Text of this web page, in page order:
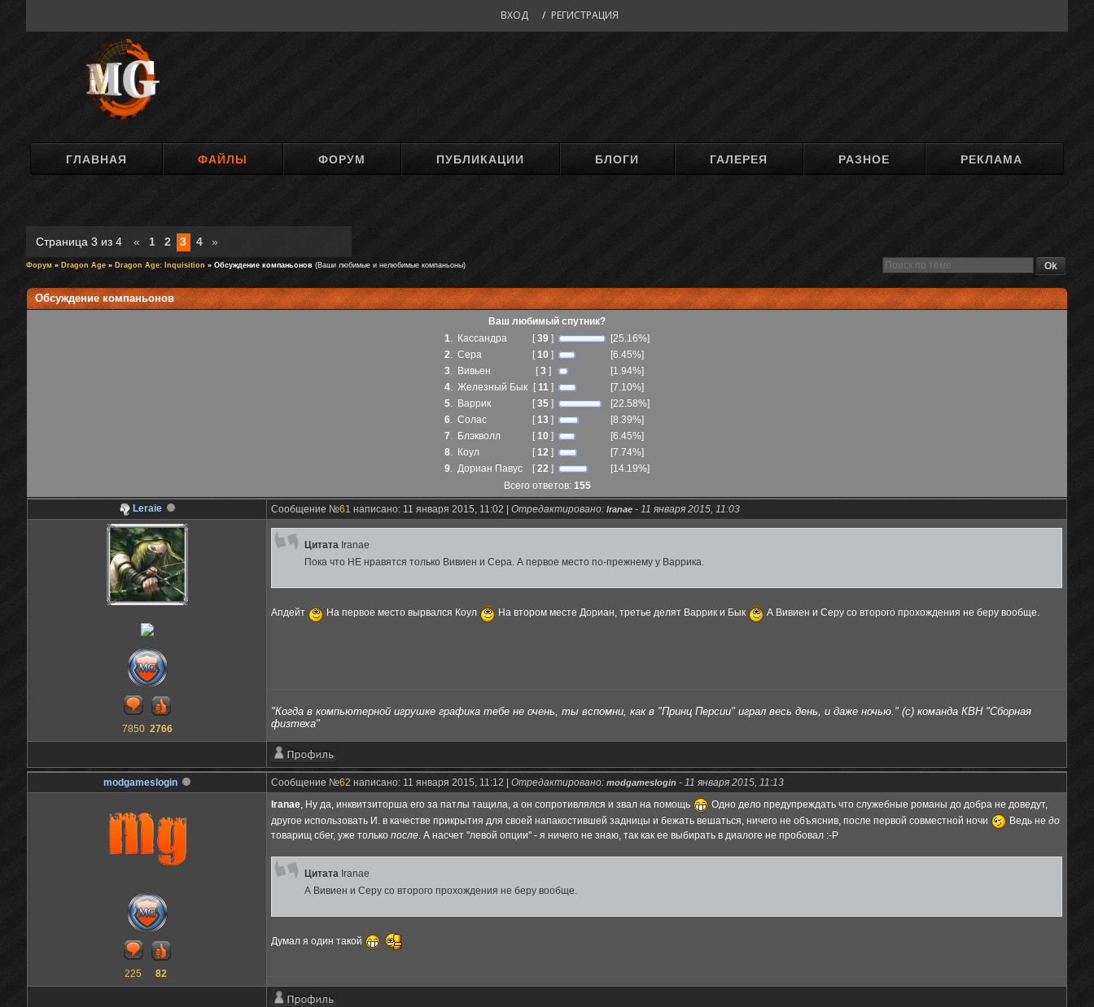
ВХОД / РЕГИСТРАЦИЯ
ГЛАВНАЯ ФАЙЛЫ ФОРУМ ПУБЛИКАЦИИ БЛОГИ ГАЛЕРЕЯ РАЗНОЕ РЕКЛАМА
Страница 3 из 4 « 1 2 3 4 »
Форум » Dragon Age » Dragon Age: Inquisition » Обсуждение компаньонов (Ваши любимые и нелюбимые компаньоны)
Обсуждение компаньонов
Ваш любимый спутник?
1. Кассандра [ 39 ]
[25.16%]
2. Сера [ 10 ]
[6.45%]
3. Вивьен [ 3 ]
[1.94%]
4. Железный Бык [ 11]
[7.10%]
5. Варрик [ 35 ]
[22.58%]
6. Солас [ 13 ]
[8.39%]
7. Блэкволл [ 10 ]
[6.45%]
8. Коул [ 12 ]
[7.74%]
9. Дориан Павус [ 22 ]
[14.19%]
Всего ответов: 155
Leraie Сообщение №61 написано: 11 января 2015, 11:02 | Отредактировано: Iranae - 11 января 2015, 11:03
7850 2766
Цитата Iranae
Пока что НЕ нравятся только Вивиен и Сера. А первое место по-прежнему у Варрика.
Апдейт На первое место вырвался Коул На втором месте Дориан, третье делят Варрик и Бык А Вивиен и Серу со второго прохождения не беру вообще.
"Когда в компьютерной игрушке графика тебе не очень, ты вспомни, как в "Принц Персии" играл весь день, и даже ночью." (с) команда КВН "Сборная
физтеха"
modgameslogin Сообщение №62 написано: 11 января 2015, 11:12 | Отредактировано: modgameslogin - 11 января 2015, 11:13
225 82
Iranae, Ну да, инквитзиторша его за патлы тащила, а он сопротивлялся и звал на помощь
Одно дело предупреждать что служебные романы до добра не доведут,
другое использовать И. в качестве прикрытия для своей напакостившей задницы и бежать вешаться, ничего не объяснив, после первой совместной ночи
Ведь не до
товарищ сбег, уже только после. А насчет "левой опции" - я ничего не знаю, так как ее выбирать в диалоге не пробовал :-Р
Цитата Iranae
А Вивиен и Серу со второго прохождения не беру вообще.
Думал я один такой